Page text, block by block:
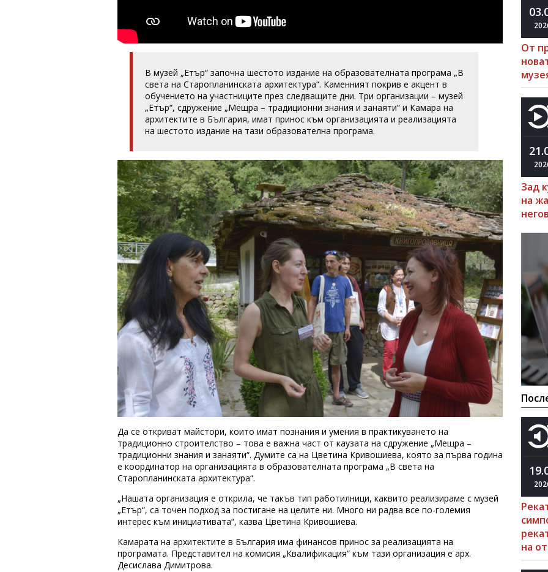
В музей „Етър“ започна шестото издание на образователната програма „В
света на Старопланинската архитектура“. Каменният покрив е акцент в
обучението на участниците през следващите дни. Три организации – музей
„Етър“, сдружение „Мещра – традиционни знания и занаяти“ и Камара на
архитектите в България, имат принос към организацията и реализацията
на шестото издание на тази образователна програма.
Да се откриват майстори, които имат познания и умения в практикуването на
традиционно строителство – това е важна част от каузата на сдружение „Мещра –
традиционни знания и занаяти“. Думите са на Цветина Кривошиева, която за първа година
е координатор на организацията в образователната програма „В света на
Старопланинската архитектура“.
„Нашата организация е открила, че такъв тип работилници, каквито реализираме с музей
„Етър“, са точен подход за постигане на целите ни. Много ни радва все по-големия
интерес към инициативата“, казва Цветина Кривошиева.
Камарата на архитектите в България има финансов принос за реализацията на
програмата. Представител на комисия „Квалификация“ към тази организация е арх.
Десислава Димитрова.
От
Зад
на
на